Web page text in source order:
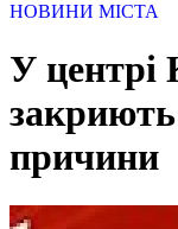
НОВИНИ МІСТА
У центрі
закриють
причини